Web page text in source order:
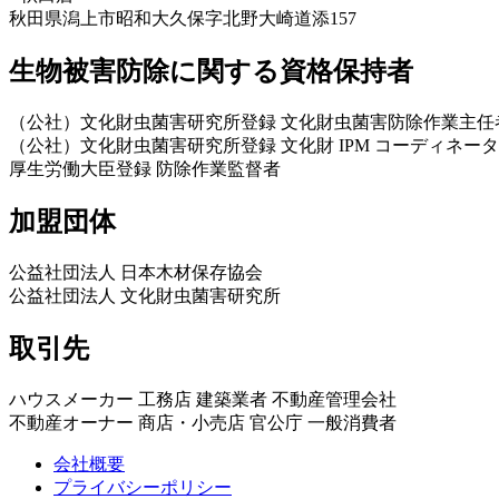
秋田県潟上市昭和大久保字北野大崎道添157
生物被害防除に関する資格保持者
（公社）文化財虫菌害研究所登録 文化財虫菌害防除作業主任
（公社）文化財虫菌害研究所登録 文化財 IPM コーディネータ
厚生労働大臣登録 防除作業監督者
加盟団体
公益社団法人 日本木材保存協会
公益社団法人 文化財虫菌害研究所
取引先
ハウスメーカー 工務店 建築業者 不動産管理会社
不動産オーナー 商店・小売店 官公庁 一般消費者
会社概要
プライバシーポリシー